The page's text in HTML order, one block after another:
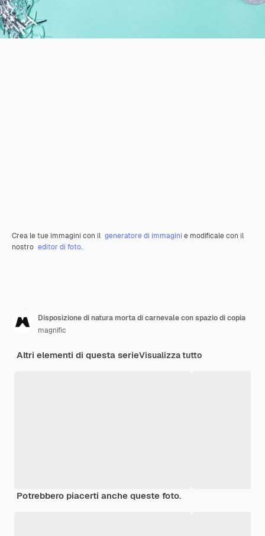
Crea le tue immagini con il generatore di immagini e modificale con il
nostro editor di foto.
Disposizione di natura morta di carnevale con spazio di copia
magnific
Altri elementi di questa serieVisualizza tutto
Potrebbero piacerti anche queste foto.